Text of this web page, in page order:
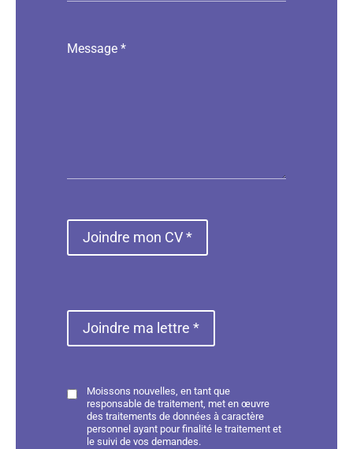
Message *
Joindre mon CV *
Joindre ma lettre *
Moissons nouvelles, en tant que
responsable de traitement, met en œuvre
des traitements de données à caractère
personnel ayant pour finalité le traitement et
le suivi de vos demandes.